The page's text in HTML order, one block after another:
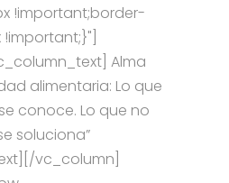
!important;border-
Alma
alimentaria: Lo que
conoce. Lo que no
soluciona”
vc_column]